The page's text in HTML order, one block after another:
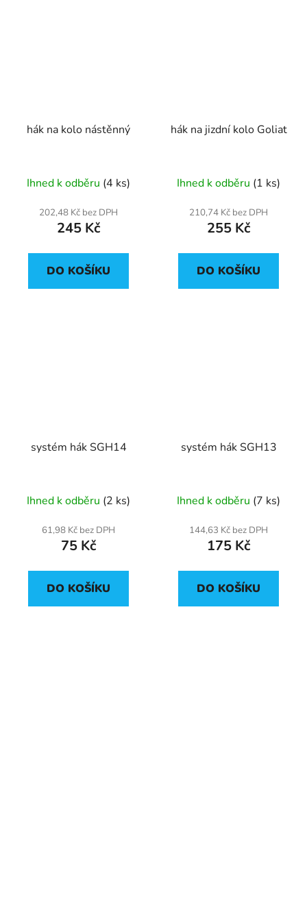
hák na kolo nástěnný
Ihned k odběru (4 ks)
202,48 Kč bez DPH
245 Kč
DO KOŠÍKU
hák na jizdní kolo Goliat
Ihned k odběru (1 ks)
210,74 Kč bez DPH
255 Kč
DO KOŠÍKU
systém hák SGH14
Ihned k odběru (2 ks)
61,98 Kč bez DPH
75 Kč
DO KOŠÍKU
systém hák SGH13
Ihned k odběru (7 ks)
144,63 Kč bez DPH
175 Kč
DO KOŠÍKU